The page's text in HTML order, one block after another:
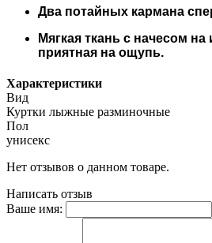
Два потайных кармана
Мягкая ткань с начесом
приятная на ощупь.
Характеристики
Вид
Куртки лыжные разминочные
Пол
унисекс
Нет отзывов о данном товаре.
Написать отзыв
Ваше имя: